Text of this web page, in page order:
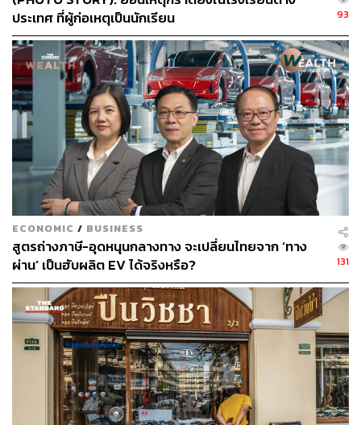
ปัญหา
TAGS: ความสัมพันธ์ระหว่างประเทศ
วันมูหะมัดนอร์ มะทา
Thailand
เรือสินค้า
วิกฤตพลังงาน
ช่องแคบฮอร์มุซ (Strait of Hormuz)
เศรษฐกิจ
USA
China
Iran ทำเนียบรัฐบาล
166
ABOUT THE AUTHOR
THE STANDARD TEAM
กองบรรณาธิการ THE STANDARD
ประเทศ ที่ผู้ก่อเหตุเป็นนักเรียน
93
ECONOMIC / BUSINESS
สูตรถ่างภาษี-อุดหนุนกลางทาง จะเปลี่ยนไทยจาก ‘ทาง
ผ่าน’ เป็นฮับผลิต EV ได้จริงหรือ?
131